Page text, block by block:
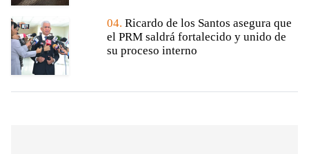
04. Ricardo de los Santos asegura que
el PRM saldrá fortalecido y unido de
su proceso interno